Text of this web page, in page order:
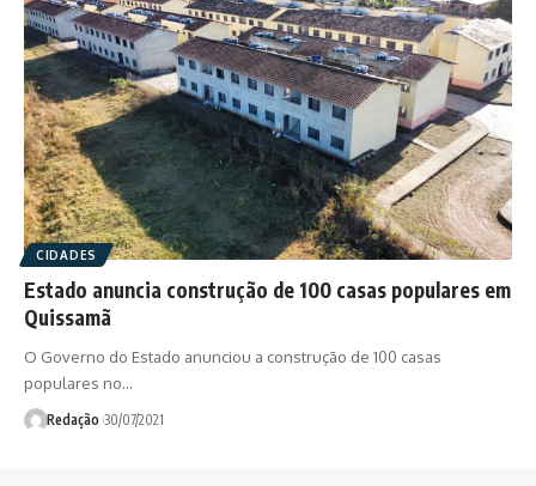
CIDADES
Estado anuncia construção de 100 casas populares em
Quissamã
O Governo do Estado anunciou a construção de 100 casas
populares no…
Redação 30/07/2021